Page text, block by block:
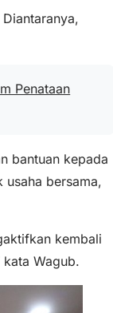
Penataan
bantuan kepada
bersama,
kembali
Wagub.